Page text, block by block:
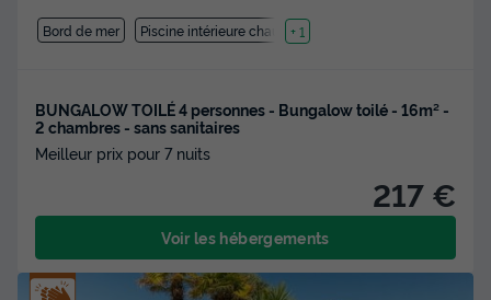
Bord de mer Piscine intérieure chauffée
+ 1
BUNGALOW TOILÉ 4 personnes - Bungalow toilé - 16m² -
2 chambres - sans sanitaires
Meilleur prix pour 7 nuits
217 €
Voir les hébergements